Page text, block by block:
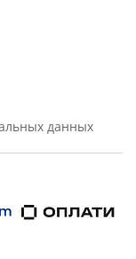
данных